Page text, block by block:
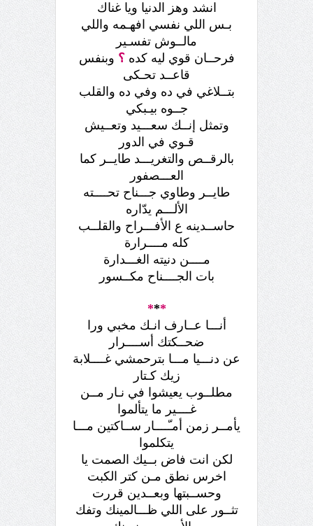
انشد وهز الدنيا ويا غناك
بـس اللي نفسي افهـمه واللي
مالــوش تفسـير
فرحــان قوي ليه كده ؟ وبنفس
قاعــد تحـكى
بتــلاغي في ده وفي ده والقلب
جــوه بيـبكي
وتمثل إنــك سعـــيد وتعــيش
قـوي في الدور
بالرقــص والتغريـــد طايــر كما
العـــصفور
طايــر وطاوي جـــناح تحــــته
الألـــم يدّاره
حاســدينه ع الأفـــراح والقلــب
كله مــــرارة
مــــن دنيته الغـــدارة
بات الجــــناح مكــسور
*
*
*
أنـــا عــارف انـك مخبي ورا
ضحــكتك أســــرار
عن دنـــيا مـــا بترحمشي غــــلابة
زيك كـتار
مطلــوب يعيشوا في نـار مــن
غــــير ما يتألموا
يأمــر زمن أمـّــــار ســاكتين مـــا
يتكلموا
لكن انت فاض بــيك الصمت يا
اخرس نطق مـن كتر الكبت
وحســبتها وبعــدين قررت
تثــور على اللي ظـــالمينك وتفك